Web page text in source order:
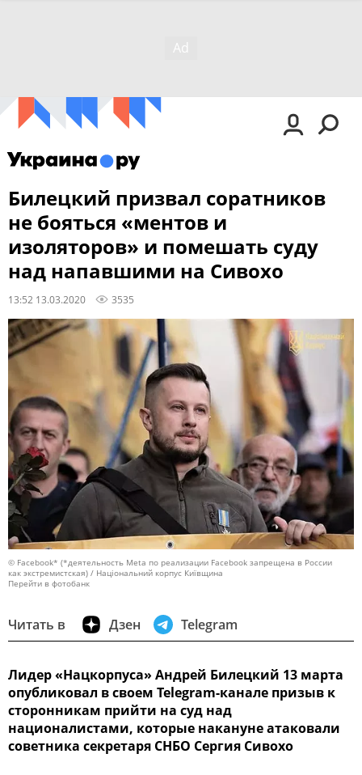
Билецкий призвал соратников
не бояться «ментов и
изоляторов» и помешать суду
над напавшими на Сивохо
13:52 13.03.2020 3535
© Facebook* (*деятельность Meta по реализации Facebook запрещена в России
как экстремистская) / Національний корпус Київщина
Перейти в фотобанк
Читать в Дзен Telegram
Лидер «Нацкорпуса» Андрей Билецкий 13 марта
опубликовал в своем Telegram-канале призыв к
сторонникам прийти на суд над
националистами, которые накануне атаковали
советника секретаря СНБО Сергия Сивохо